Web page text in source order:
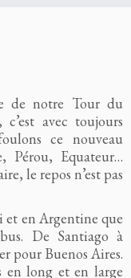
de notre Tour du
avec toujours
ce nouveau
Pérou, Equateur…
le repos n’est pas
et en Argentine que
De Santiago à
pour Buenos Aires.
en long et en large